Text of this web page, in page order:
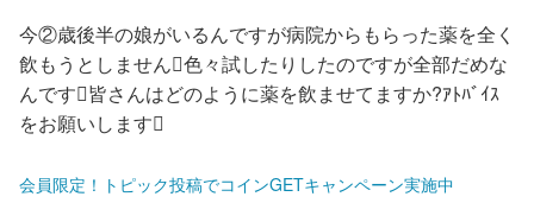
今②歳後半の娘がいるんですが病院からもらった薬を全く
飲もうとしません色々試したりしたのですが全部だめな
んです皆さんはどのように薬を飲ませてますか?ｱﾄﾊﾞｲｽ
をお願いします
会員限定！トピック投稿でコインGETキャンペーン実施中